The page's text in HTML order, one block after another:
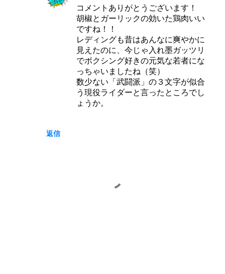
返信
コメントありがとうございます！
胡椒とガーリックの効いた鶏肉いい
ですね！！
レディングも昔はあんなに爽やかに
見えたのに、今じゃ入れ墨ガッツリ
でボクシング好きの元気な若者にな
っちゃいましたね（笑）
数少ない「武闘派」の３文字が似合
う現役ライダーと言ったところでし
ょうか。